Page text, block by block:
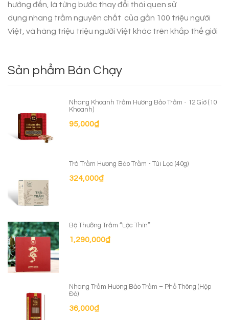
hướng đến, là từng bước thay đổi thói quen sử
dụng nhang trầm nguyên chất của gần 100 triệu người
Việt, và hàng triệu triệu người Việt khác trên khắp thế giới
Sản phẩm Bán Chạy
Nhang Khoanh Trầm Hương Bảo Trầm - 12 Giờ (10
Khoanh)
95,000₫
Trà Trầm Hương Bảo Trầm - Túi Lọc (40g)
324,000₫
Bộ Thưởng Trầm “Lộc Thìn”
1,290,000₫
Nhang Trầm Hương Bảo Trầm – Phổ Thông (Hộp
Đỏ)
36,000₫